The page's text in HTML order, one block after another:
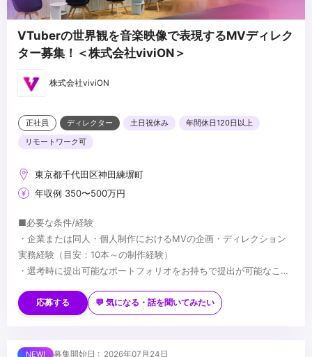
VTuberの世界観を音楽映像で表現するMVディレク
ター募集！＜株式会社viviON＞
株式会社viviON
正社員 ディレクター 土日祝休み
年間休日120日以上
リモートワーク可
東京都千代田区神田練塀町
年収例 350〜500万円
■必要な条件/経験
・企業または同人・個人制作におけるMVの企画・ディレクション
実務経験（目安：10本～の制作経験）
・選考時に提出可能なポートフォリオをお持ちで提出が可能なこと
※選考結果やご実績に応じ、契約社員でのオファーとなる可能性が
あります（正社員登用制度あり）
・VTuber、ボカロ、歌ってみたなどインターネット音楽・二次元領
域に関する深い知見や興味関心
り扱い経験
...
応募する 💬 気になる・話を聞いてみたい
募集開始日 : 2026年07月24日